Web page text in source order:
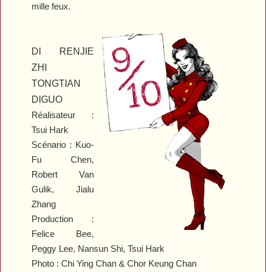
mille feux.
DI RENJIE
ZHI
TONGTIAN
DIGUO
Réalisateur :
Tsui Hark
Scénario : Kuo-
Fu Chen,
Robert Van
Gulik, Jialu
Zhang
Production :
Felice Bee,
Peggy Lee, Nansun Shi, Tsui Hark
Photo : Chi Ying Chan & Chor Keung Chan